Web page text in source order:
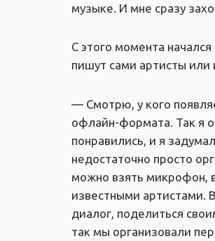
музыке. И мне сразу
С этого момента
пишут сами артисты или
— Смотрю, у кого
офлайн-формата. Так я
понравились, и я
недостаточно просто
можно взять микрофон,
известными артистами.
диалог, поделиться
так мы организовали